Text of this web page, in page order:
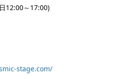
12:00～17:00)
stage.com/